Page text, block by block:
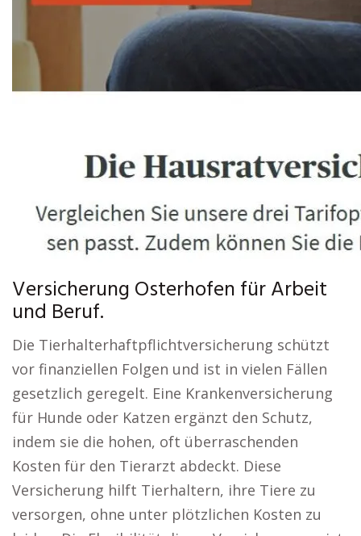
Versicherung Osterhofen für Arbeit
und Beruf.
Die Tierhalterhaftpflichtversicherung schützt
vor finanziellen Folgen und ist in vielen Fällen
gesetzlich geregelt. Eine Krankenversicherung
für Hunde oder Katzen ergänzt den Schutz,
indem sie die hohen, oft überraschenden
Kosten für den Tierarzt abdeckt. Diese
Versicherung hilft Tierhaltern, ihre Tiere zu
versorgen, ohne unter plötzlichen Kosten zu